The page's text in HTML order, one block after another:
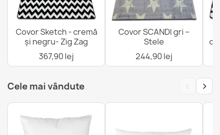
Covor Sketch - cremă
și negru- Zig Zag
367,90 lej
Covor SCANDI gri –
Stele
244,90 lej
Cele mai vândute ‹ ›